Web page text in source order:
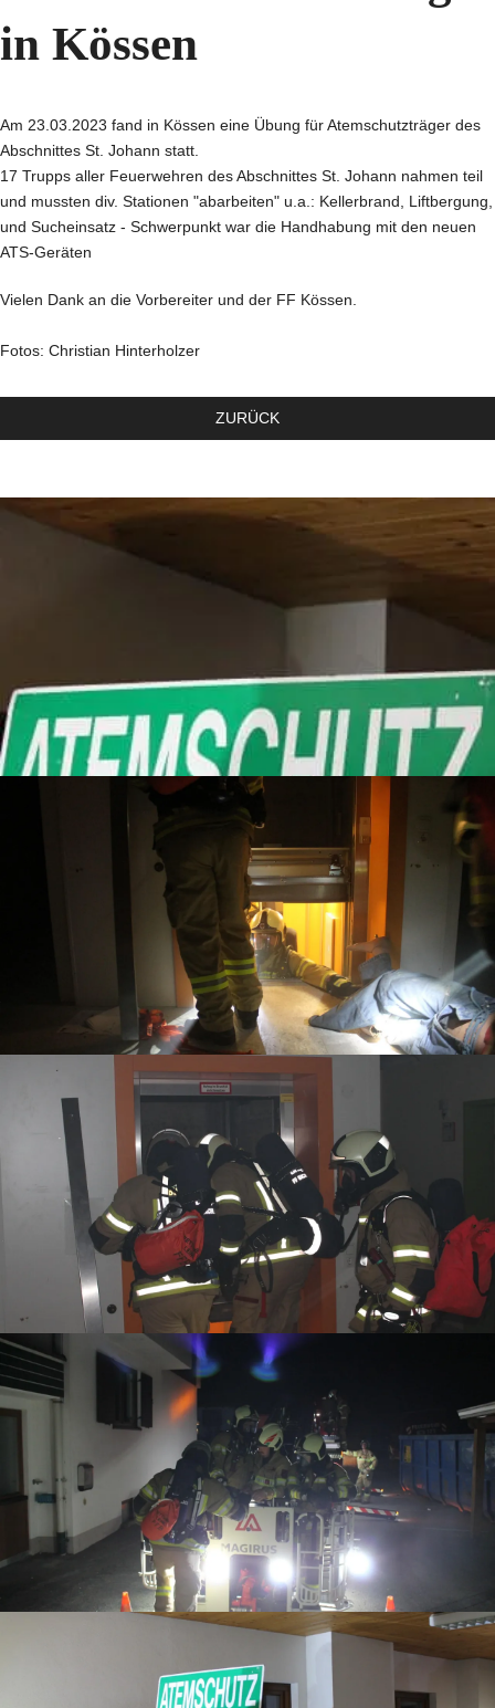
in Kössen
Am 23.03.2023 fand in Kössen eine Übung für Atemschutzträger des
Abschnittes St. Johann statt.
17 Trupps aller Feuerwehren des Abschnittes St. Johann nahmen teil
und mussten div. Stationen "abarbeiten" u.a.: Kellerbrand, Liftbergung,
und Sucheinsatz - Schwerpunkt war die Handhabung mit den neuen
ATS-Geräten
Vielen Dank an die Vorbereiter und der FF Kössen.
Fotos: Christian Hinterholzer
ZURÜCK